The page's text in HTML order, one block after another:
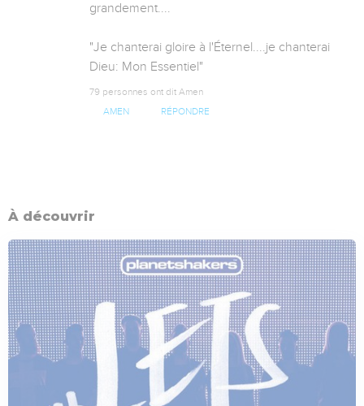
grandement....
"Je chanterai gloire à l'Éternel....je chanterai
Dieu: Mon Essentiel"
79 personnes ont dit Amen
AMEN RÉPONDRE
À découvrir